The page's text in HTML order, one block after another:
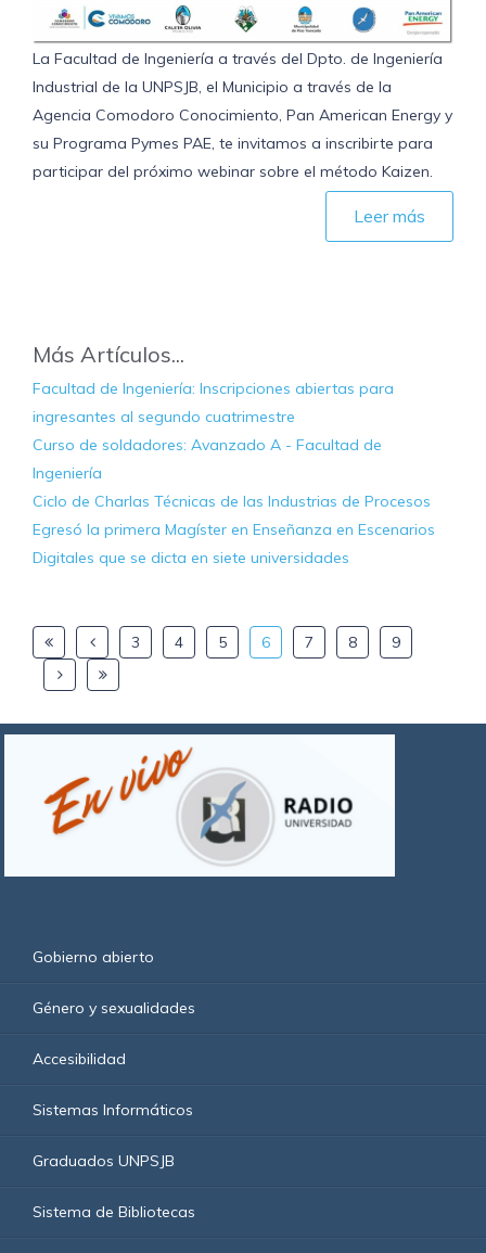
La Facultad de Ingeniería a través del Dpto. de Ingeniería
Industrial de la UNPSJB, el Municipio a través de la
Agencia Comodoro Conocimiento, Pan American Energy y
su Programa Pymes PAE, te invitamos a inscribirte para
participar del próximo webinar sobre el método Kaizen.
Leer más
Más Artículos...
Facultad de Ingeniería: Inscripciones abiertas para
ingresantes al segundo cuatrimestre
Curso de soldadores: Avanzado A - Facultad de
Ingeniería
Ciclo de Charlas Técnicas de las Industrias de Procesos
Egresó la primera Magíster en Enseñanza en Escenarios
Digitales que se dicta en siete universidades
3 4 5 6 7 8 9
Gobierno abierto
Género y sexualidades
Accesibilidad
Sistemas Informáticos
Graduados UNPSJB
Sistema de Bibliotecas